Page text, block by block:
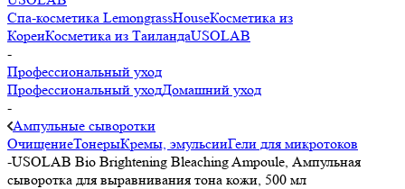
Спа-косметика LemongrassHouseКосметика из
КореиКосметика из ТаиландаUSOLAB
-
Профессиональный уход
Профессиональный уходДомашний уход
-
Ампульные сыворотки
ОчищениеТонерыКремы, эмульсииГели для микротоков
-USOLAB Bio Brightening Bleaching Ampoule, Ампульная
сыворотка для выравнивания тона кожи, 500 мл